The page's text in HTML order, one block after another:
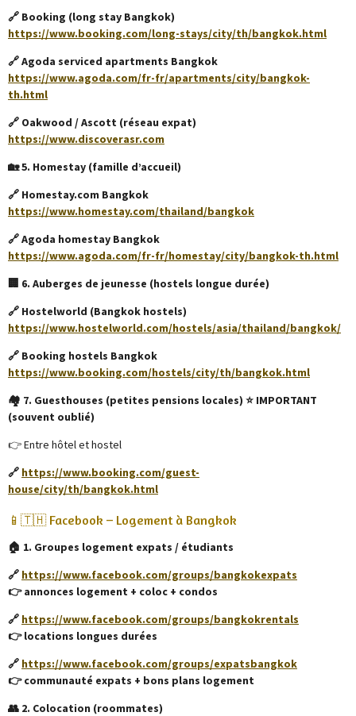
🔗 Booking (long stay Bangkok)
https://www.booking.com/long-stays/city/th/bangkok.html
🔗 Agoda serviced apartments Bangkok
https://www.agoda.com/fr-fr/apartments/city/bangkok-
th.html
🔗 Oakwood / Ascott (réseau expat)
https://www.discoverasr.com
🏡 5. Homestay (famille d’accueil)
🔗 Homestay.com Bangkok
https://www.homestay.com/thailand/bangkok
🔗 Agoda homestay Bangkok
https://www.agoda.com/fr-fr/homestay/city/bangkok-th.html
🏢 6. Auberges de jeunesse (hostels longue durée)
🔗 Hostelworld (Bangkok hostels)
https://www.hostelworld.com/hostels/asia/thailand/bangkok/
🔗 Booking hostels Bangkok
https://www.booking.com/hostels/city/th/bangkok.html
🏘️ 7. Guesthouses (petites pensions locales) ⭐ IMPORTANT
(souvent oublié)
👉 Entre hôtel et hostel
🔗 https://www.booking.com/guest-
house/city/th/bangkok.html
📱🇹🇭 Facebook – Logement à Bangkok
🏠 1. Groupes logement expats / étudiants
🔗 https://www.facebook.com/groups/bangkokexpats
👉 annonces logement + coloc + condos
🔗 https://www.facebook.com/groups/bangkokrentals
👉 locations longues durées
🔗 https://www.facebook.com/groups/expatsbangkok
👉 communauté expats + bons plans logement
👥 2. Colocation (roommates)